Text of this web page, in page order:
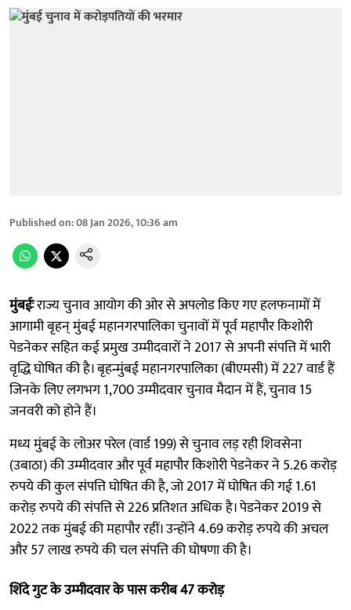
Published on:08 Jan 2026, 10:36 am
मुंबईःराज्य चुनाव आयोग की ओर से अपलोड किए गए हलफनामों में
आगामी बृहन् मुंबई महानगरपालिका चुनावों में पूर्व महापौर किशोरी
पेडनेकर सहित कई प्रमुख उम्मीदवारों ने 2017 से अपनी संपत्ति में भारी
वृद्धि घोषित की है। बृहन्मुंबई महानगरपालिका (बीएमसी) में 227 वार्ड हैं
जिनके लिए लगभग 1,700 उम्मीदवार चुनाव मैदान में हैं, चुनाव 15
जनवरी को होने हैं।
मध्य मुंबई के लोअर परेल (वार्ड 199) से चुनाव लड़ रही शिवसेना
(उबाठा) की उम्मीदवार और पूर्व महापौर किशोरी पेडनेकर ने 5.26 करोड़
रुपये की कुल संपत्ति घोषित की है, जो 2017 में घोषित की गई 1.61
करोड़ रुपये की संपत्ति से 226 प्रतिशत अधिक है। पेडनेकर 2019 से
2022 तक मुंबई की महापौर रहीं। उन्होंने 4.69 करोड़ रुपये की अचल
और 57 लाख रुपये की चल संपत्ति की घोषणा की है।
शिंदे गुट के उम्मीदवार के पास करीब 47 करोड़